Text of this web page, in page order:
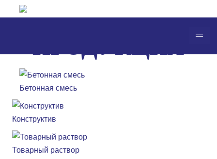
Бетонная смесь
Конструктив
Товарный раствор